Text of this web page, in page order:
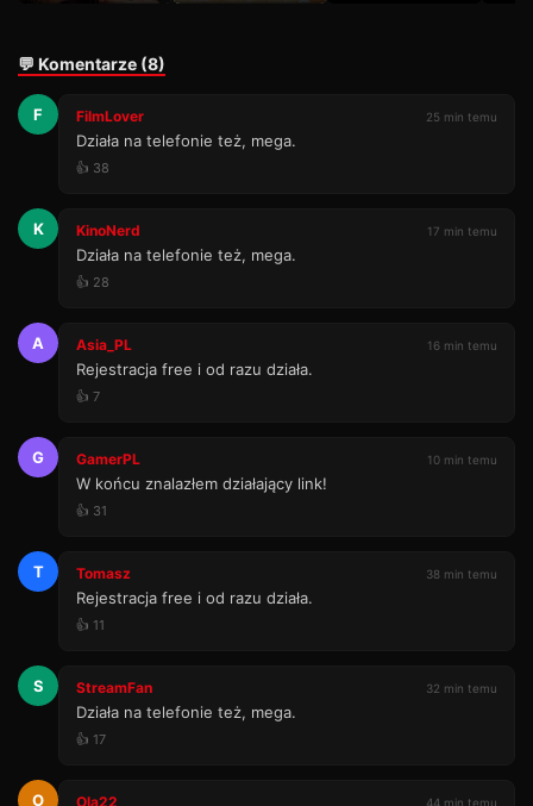
💬 Komentarze (8)
F FilmLover 25 min temu
Działa na telefonie też, mega.
👍 38
K KinoNerd 17 min temu
Działa na telefonie też, mega.
👍 28
A Asia_PL 16 min temu
Rejestracja free i od razu działa.
👍 7
G GamerPL 10 min temu
W końcu znalazłem działający link!
👍 31
T Tomasz 38 min temu
Rejestracja free i od razu działa.
👍 11
S StreamFan 32 min temu
Działa na telefonie też, mega.
👍 17
O Ola22 44 min temu